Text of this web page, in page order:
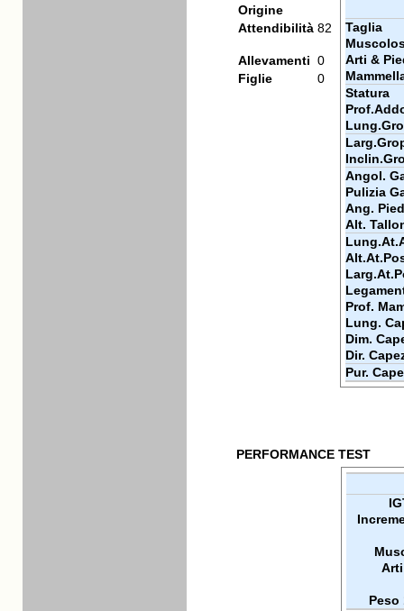
Origine
Attendibilità 82
Allevamenti 0
Figlie
0
Taglia
Arti &
Statura
Angol.
Pulizia
Ang.
Alt.
Prof.
Lung.
Dim.
Dir.
Pur.
PERFORMANCE TEST
Peso